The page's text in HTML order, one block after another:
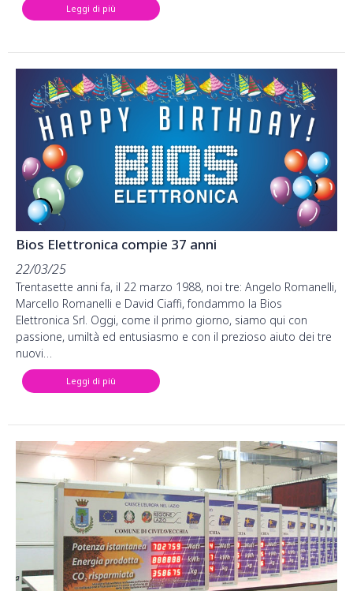
Leggi di più
Bios Elettronica compie 37 anni
22/03/25
Trentasette anni fa, il 22 marzo 1988, noi tre: Angelo Romanelli,
Marcello Romanelli e David Ciaffi, fondammo la Bios
Elettronica Srl. Oggi, come il primo giorno, siamo qui con
passione, umiltà ed entusiasmo e con il prezioso aiuto dei tre
nuovi…
Leggi di più